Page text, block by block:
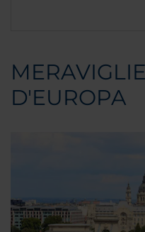
D'EUROPA